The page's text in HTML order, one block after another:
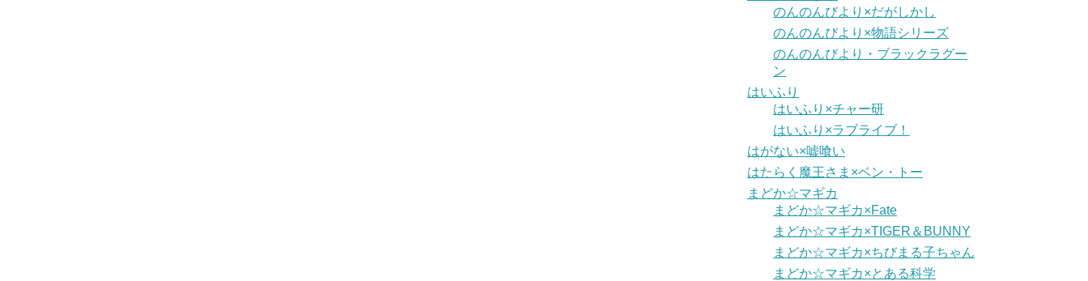
のんのんびより×だがしかし
のんのんびより×物語シリーズ
のんのんびより・ブラックラグー
ン
はいふり
はいふり×チャー研
はいふり×ラブライブ！
はがない×嘘喰い
はたらく魔王さま×ベン・トー
まどか☆マギカ
まどか☆マギカ×Fate
まどか☆マギカ×TIGER＆BUNNY
まどか☆マギカ×ちびまる子ちゃん
まどか☆マギカ×とある科学